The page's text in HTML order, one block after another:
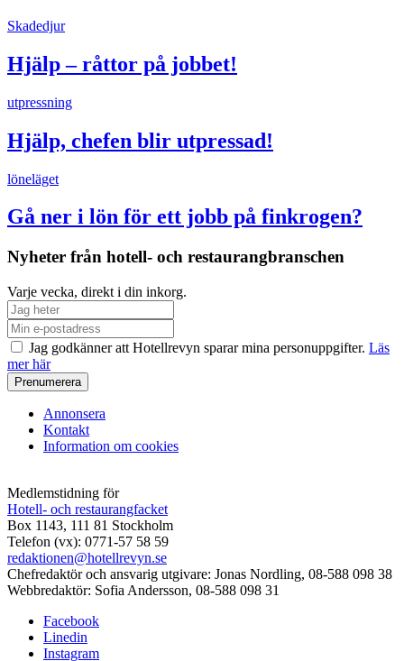
Skadedjur
Hjälp – råttor på jobbet!
utpressning
Hjälp, chefen blir utpressad!
löneläget
Gå ner i lön för ett jobb på finkrogen?
Nyheter från hotell- och restaurangbranschen
Varje vecka, direkt i din inkorg.
Jag godkänner att Hotellrevyn sparar mina personuppgifter. Läs
mer här
Annonsera
Kontakt
Information om cookies
Medlemstidning för
Hotell- och restaurangfacket
Box 1143, 111 81 Stockholm
Telefon (vx): 0771-57 58 59
redaktionen@hotellrevyn.se
Chefredaktör och ansvarig utgivare: Jonas Nordling, 08-588 098 38
Webbredaktör: Sofia Andersson, 08-588 098 31
Facebook
Linedin
Instagram